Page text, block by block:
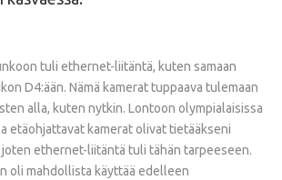
tuli ethernet-liitäntä, kuten samaan
D4:ään. Nämä kamerat tuppaava tulemaan
alla, kuten nytkin. Lontoon olympialaisissa
etäohjattavat kamerat olivat tietääkseni
ethernet-liitäntä tuli tähän tarpeeseen.
oli mahdollista käyttää edelleen